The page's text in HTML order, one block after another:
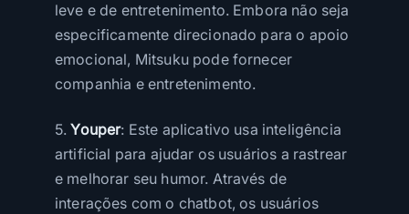
leve e de entretenimento. Embora não seja
especificamente direcionado para o apoio
emocional, Mitsuku pode fornecer
companhia e entretenimento.
5.Youper: Este aplicativo usa inteligência
artificial para ajudar os usuários a rastrear
e melhorar seu humor. Através de
interações com o chatbot, os usuários